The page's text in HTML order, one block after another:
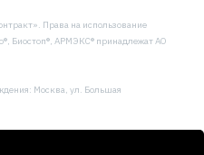
Права на использование
Биостоп®, АРМЭКС® принадлежат АО
Москва, ул. Большая